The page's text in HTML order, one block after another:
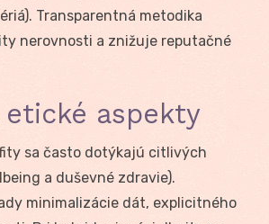
Transparentná metodika
nerovnosti a znižuje reputačné
etické aspekty
sa často dotýkajú citlivých
a duševné zdravie).
minimalizácie dát, explicitného